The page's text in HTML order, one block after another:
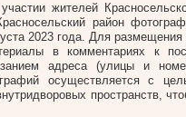
жителей
район
2023 года. Для размещения
в комментариях к
адреса (улицы и
осуществляется с
пространств,